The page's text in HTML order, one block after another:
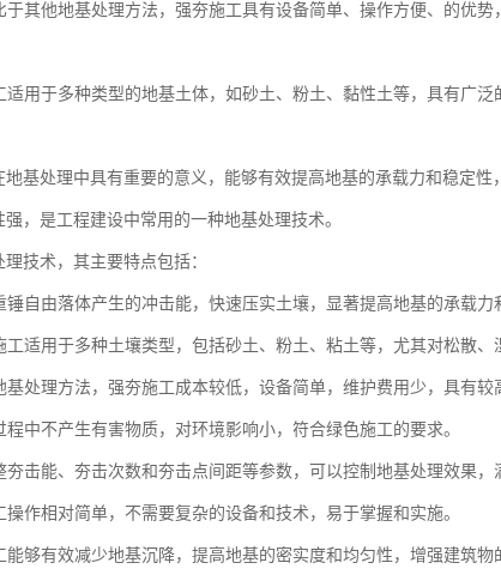
于其他地基处理方法，强夯施工具有设备简单、操作方便、的优
适用于多种类型的地基土体，如砂土、粉土、黏性土等，具有广
基处理中具有重要的意义，能够有效提高地基的承载力和稳定
，是工程建设中常用的一种地基处理技术。
技术，其主要特点包括：
锤自由落体产生的冲击能，快速压实土壤，显著提高地基的承载力
适用于多种土壤类型，包括砂土、粉土、粘土等，尤其对松散、
处理方法，强夯施工成本较低，设备简单，维护费用少，具有较
中不产生有害物质，对环境影响小，符合绿色施工的要求。
击能、夯击次数和夯击点间距等参数，可以控制地基处理效果，
作相对简单，不需要复杂的设备和技术，易于掌握和实施。
能够有效减少地基沉降，提高地基的密实度和均匀性，增强建筑物